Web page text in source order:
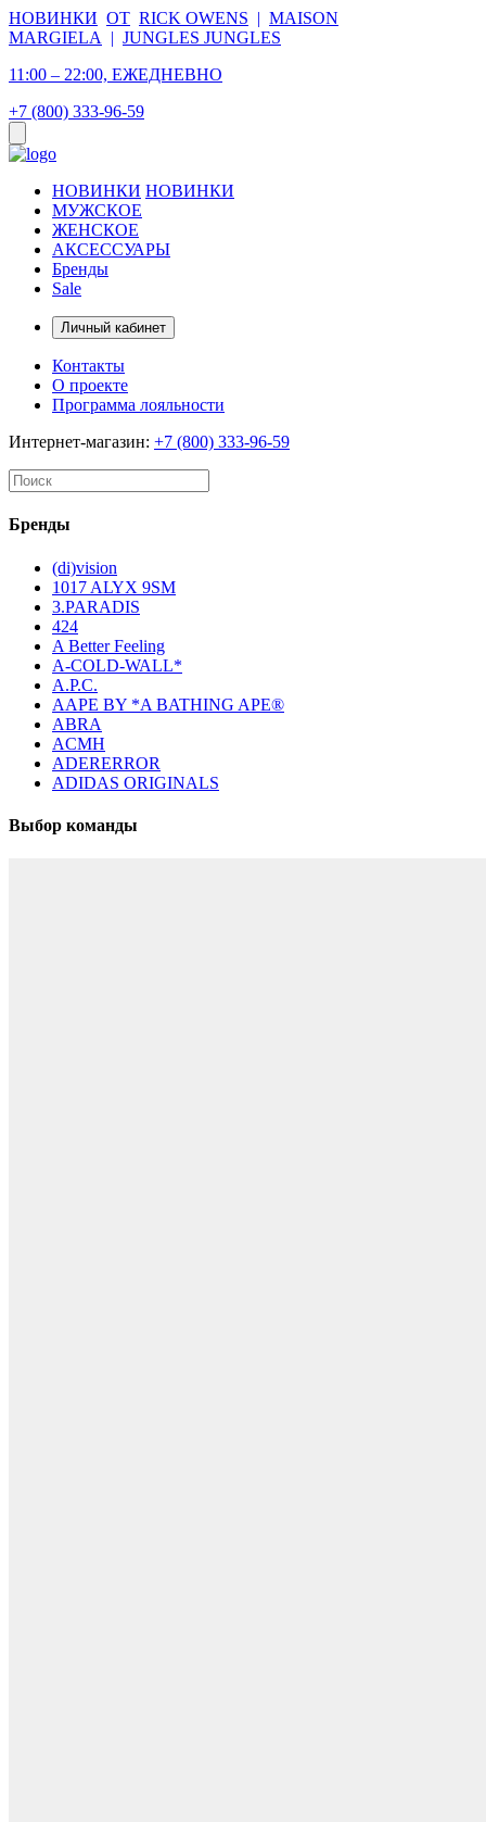
НОВИНКИ ОТ RICK OWENS | MAISON
MARGIELA
| JUNGLES JUNGLES
11:00 – 22:00, ЕЖЕДНЕВНО
+7 (800) 333-96-59
НОВИНКИ НОВИНКИ
МУЖСКОЕ
ЖЕНСКОЕ
АКСЕССУАРЫ
Бренды
Sale
Личный кабинет
Контакты
О проекте
Программа лояльности
Интернет-магазин: +7 (800) 333-96-59
Бренды
(di)vision
1017 ALYX 9SM
3.PARADIS
424
A Better Feeling
A-COLD-WALL*
A.P.C.
AAPE BY *A BATHING APE®
ABRA
ACMH
ADERERROR
ADIDAS ORIGINALS
Выбор команды